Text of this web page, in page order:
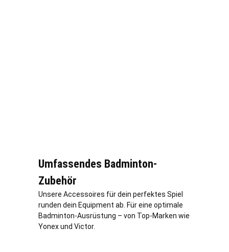
Umfassendes Badminton-
Zubehör
Unsere Accessoires für dein perfektes Spiel
runden dein Equipment ab. Für eine optimale
Badminton-Ausrüstung – von Top-Marken wie
Yonex und Victor.